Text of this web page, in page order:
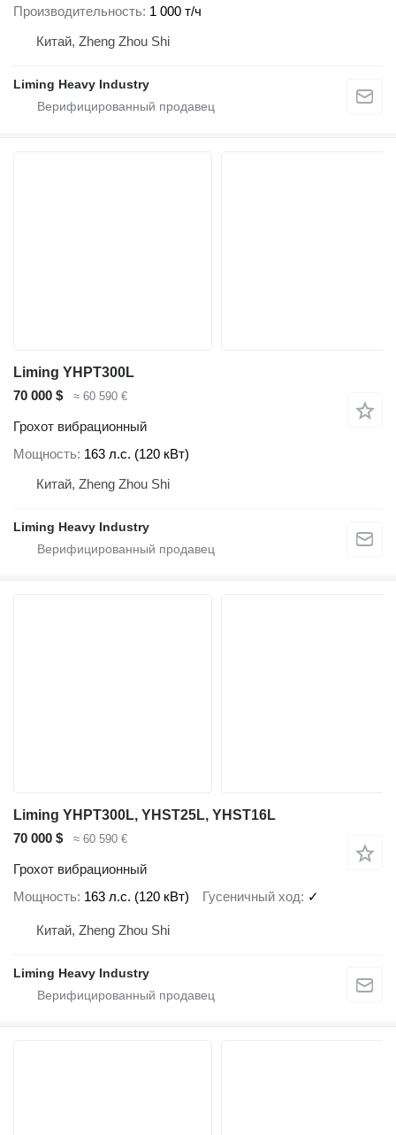
Производительность 1 000 т/ч
Китай, Zheng Zhou Shi
Liming Heavy Industry
Liming YHPT300L
70 000 $
≈ 60 590 €
Грохот вибрационный
Мощность 163 л.с. (120 кВт)
Китай, Zheng Zhou Shi
Liming Heavy Industry
Liming YHPT300L, YHST25L, YHST16L
70 000 $
≈ 60 590 €
Грохот вибрационный
Мощность 163 л.с. (120 кВт) Гусеничный ход ✓
Китай, Zheng Zhou Shi
Liming Heavy Industry